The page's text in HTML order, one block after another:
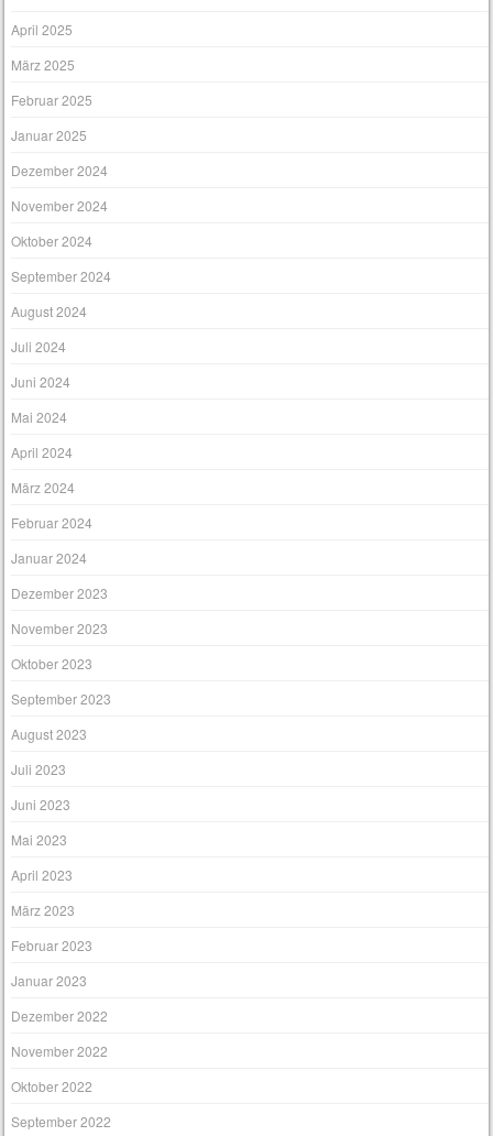
April 2025
März 2025
Februar 2025
Januar 2025
Dezember 2024
November 2024
Oktober 2024
September 2024
August 2024
Juli 2024
Juni 2024
Mai 2024
April 2024
März 2024
Februar 2024
Januar 2024
Dezember 2023
November 2023
Oktober 2023
September 2023
August 2023
Juli 2023
Juni 2023
Mai 2023
April 2023
März 2023
Februar 2023
Januar 2023
Dezember 2022
November 2022
Oktober 2022
September 2022